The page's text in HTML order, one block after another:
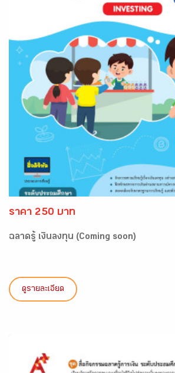
ราคา 250 บาท
ฉลาดรู้ เงินลงทุน (Coming soon)
ดูรายละเอียด